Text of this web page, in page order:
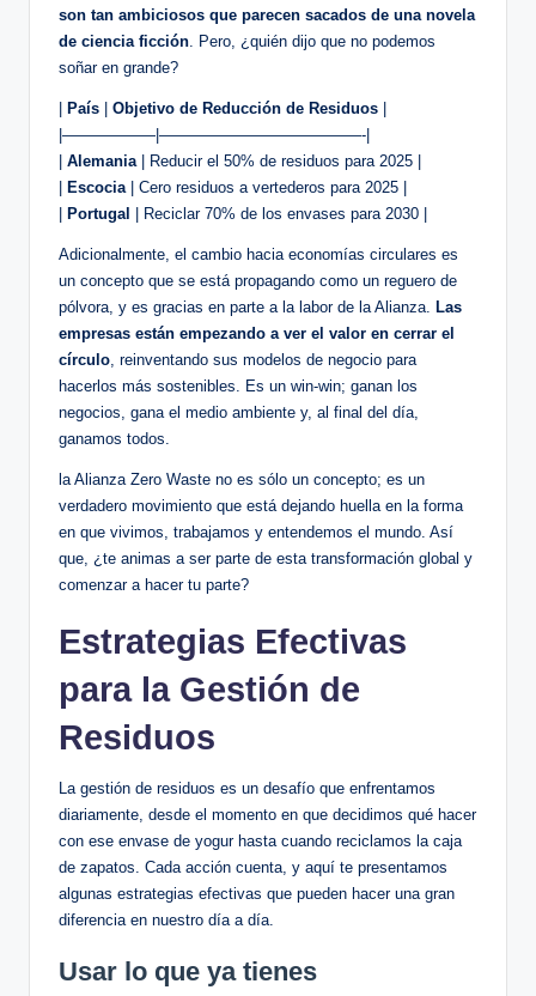
son tan ambiciosos que parecen sacados de una novela
de ciencia ficción . Pero, ¿quién dijo que no podemos
soñar en grande?
| País | Objetivo de Reducción de Residuos |
|——————|—————————————-|
| Alemania | Reducir el 50% de residuos para 2025 |
| Escocia | Cero residuos a vertederos para 2025 |
| Portugal | Reciclar 70% de los envases para 2030 |
Adicionalmente, el cambio hacia economías circulares es
un concepto que se está propagando como un reguero de
pólvora, y es gracias en parte a la labor de la Alianza. Las
empresas están empezando a ver el valor en cerrar el
círculo , reinventando sus modelos de negocio para
hacerlos más sostenibles. Es un win-win; ganan los
negocios, gana el medio ambiente y, al final del día,
ganamos todos.
la Alianza Zero Waste no es sólo un concepto; es un
verdadero movimiento que está dejando huella en la forma
en que vivimos, trabajamos y entendemos el mundo. Así
que, ¿te animas a ser parte de esta transformación global y
comenzar a hacer tu parte?
Estrategias Efectivas
para la Gestión de
Residuos
La gestión de residuos es un desafío que enfrentamos
diariamente, desde el momento en que decidimos qué hacer
con ese envase de yogur hasta cuando reciclamos la caja
de zapatos. Cada acción cuenta, y aquí te presentamos
algunas estrategias efectivas que pueden hacer una gran
diferencia en nuestro día a día.
Usar lo que ya tienes